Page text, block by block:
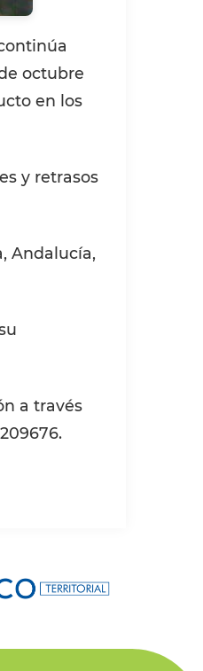
octubre
en los
y retrasos
Andalucía,
a través